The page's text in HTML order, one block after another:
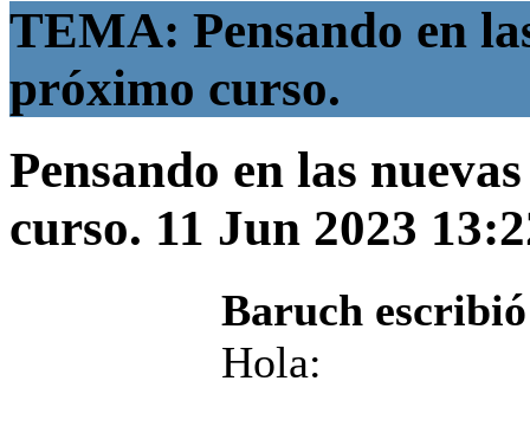
TEMA: Pensando en
próximo curso.
Pensando en las
curso. 11 Jun 2023
Baruch
Hola: